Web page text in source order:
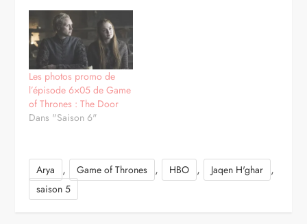
Les photos promo de
l’épisode 6×05 de Game
of Thrones : The Door
Dans "Saison 6"
Arya , Game of Thrones , HBO , Jaqen H'ghar ,
saison 5